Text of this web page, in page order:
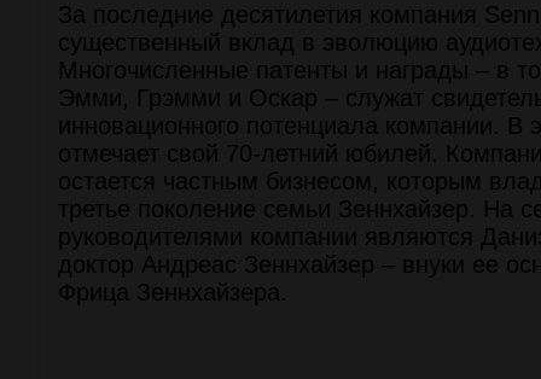
За последние десятилетия компания
существенный вклад в эволюцию
Многочисленные патенты и награды – в
Эмми, Грэмми и Оскар – служат
инновационного потенциала компании. В
отмечает свой 70-летний юбилей.
остается частным бизнесом, которым
третье поколение семьи Зеннхайзер. На
руководителями компании являются
доктор Андреас Зеннхайзер – внуки ее
Фрица Зеннхайзера.